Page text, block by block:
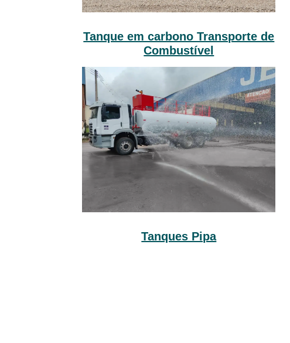
Tanque em carbono Transporte de
Combustível
Tanques Pipa